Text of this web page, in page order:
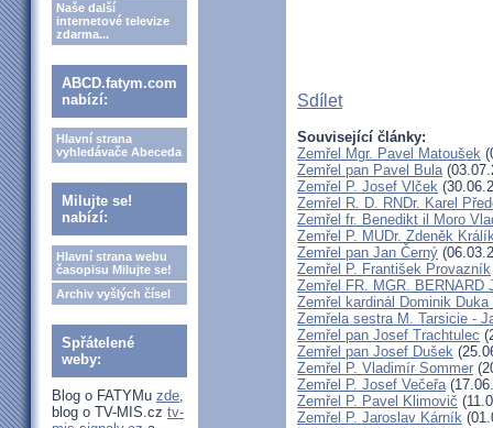
Naše další
internetové televize
zdarma...
ABCD.fatym.com
nabízí:
Hlavní strana
vyhledávače Abeceda
Milujte se!
nabízí:
Hlavní strana webu
časopisu Milujte se!
Archiv vyšlých čísel
Spřátelené
weby:
Blog o FATYMu zde,
blog o TV-MIS.cz tv-
Sdílet
Související články:
Zemřel Mgr. Pavel Matoušek
Zemřel pan Pavel Bula
Zemřel P. Josef Vlček
Zemřel R. D. RNDr. Karel
Zemřel fr. Benedikt il Moro
Zemřel P. MUDr. Zdeněk
Zemřel pan Jan Černý
Zemřel P. František Provazník
Zemřel FR. MGR. BERNARD
Zemřel kardinál Dominik Duka
Zemřela sestra M. Tarsicie -
Zemřel pan Josef Trachtulec
Zemřel pan Josef Dušek
Zemřel P. Vladimír Sommer
Zemřel P. Josef Večeřa
Zemřel P. Pavel Klimovič
Zemřel P. Jaroslav Kárník